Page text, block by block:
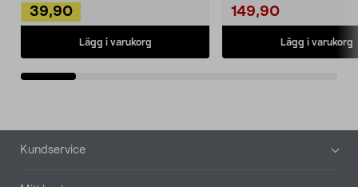
39,90
Lägg i varukorg
149,90
Lägg i varukorg
Sidfot
Kundservice